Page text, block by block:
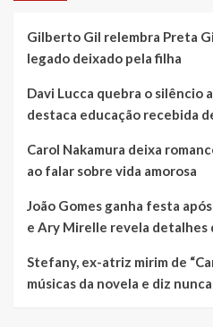
Gilberto Gil relembra Preta
legado deixado pela filha
Davi Lucca quebra o silêncio
destaca educação recebida
Carol Nakamura deixa
ao falar sobre vida amorosa
João Gomes ganha festa
e Ary Mirelle revela detalhes
Stefany, ex-atriz mirim de
músicas da novela e diz